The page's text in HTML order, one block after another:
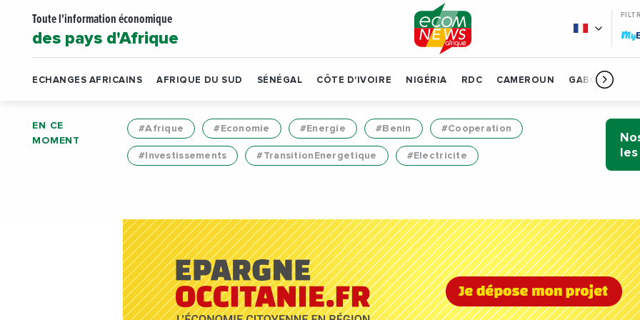
Toute l'information économique
des pays d'Afrique My
ECHANGES AFRICAINS AFRIQUE DU SUD SÉNÉGAL CÔTE D'IVOIRE NIGÉRIA RDC CAMEROUN GABON
EN CE
MOMENT
#Afrique #Economie #Energie #Benin #Cooperation
#Investissements #TransitionEnergetique #Electricite